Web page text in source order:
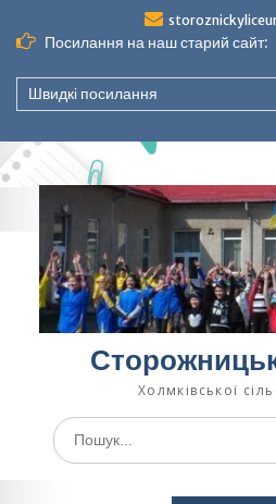
до
вмісту
Посилання на наш старий сайт:
Швидкі посилання
Холмківської
Шукати: